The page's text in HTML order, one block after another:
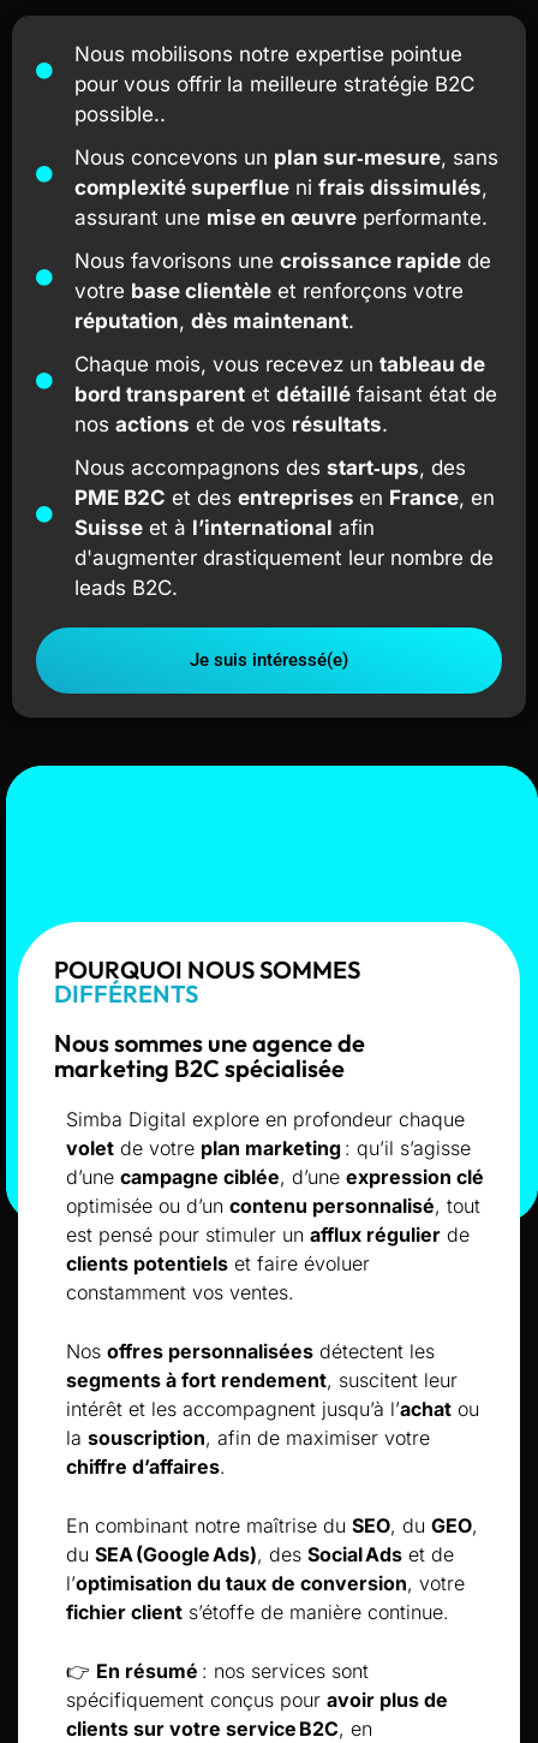
Nous mobilisons notre expertise pointue
pour vous offrir la meilleure stratégie B2C
possible..
Nous concevons un plan sur‑mesure, sans
complexité superflueni frais dissimulés,
assurant une mise en œuvreperformante.
Nous favorisons une croissance rapidede
votre base clientèleet renforçons votre
réputation, dès maintenant.
Chaque mois, vous recevez un tableau de
bord transparentet détailléfaisant état de
nos actions et de vos résultats.
Nous accompagnons des start‑ups, des
PME B2C et des entreprises en France, en
Suisseet à l’international afin
d'augmenter drastiquement leur nombre de
leads B2C.
Je suis intéressé(e)
POURQUOI NOUS SOMMES
DIFFÉRENTS
Nous sommes une agence de
marketing B2C spécialisée
Simba Digital explore en profondeur chaque
volet de votre plan marketing : qu’il s’agisse
d’une campagne ciblée, d’une expression clé
optimisée ou d’un contenu personnalisé, tout
est pensé pour stimuler un afflux régulier de
clients potentiels et faire évoluer
constamment vos ventes.
Nos offres personnalisées détectent les
segments à fort rendement, suscitent leur
intérêt et les accompagnent jusqu’à l’achat ou
la souscription, afin de maximiser votre
chiffre d’affaires.
En combinant notre maîtrise du SEO, du GEO,
du SEA (Google Ads), des Social Ads et de
l’optimisation du taux de conversion, votre
fichier client s’étoffe de manière continue.
👉 En résumé : nos services sont
spécifiquement conçus pour avoir plus de
clients sur votre service B2C, en